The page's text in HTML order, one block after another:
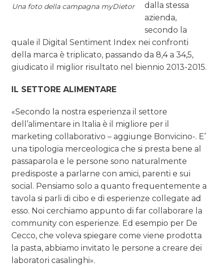
Una foto della campagna myDietor
dalla stessa
azienda,
secondo la
quale il Digital Sentiment Index nei confronti
della marca è triplicato, passando da 8,4 a 34,5,
giudicato il miglior risultato nel biennio 2013-2015.
IL SETTORE ALIMENTARE
«Secondo la nostra esperienza il settore
dell’alimentare in Italia è il migliore per il
marketing collaborativo – aggiunge Bonvicino-. E’
una tipologia merceologica che si presta bene al
passaparola e le persone sono naturalmente
predisposte a parlarne con amici, parenti e sui
social. Pensiamo solo a quanto frequentemente a
tavola si parli di cibo e di esperienze collegate ad
esso. Noi cerchiamo appunto di far collaborare la
community con esperienze. Ed esempio per De
Cecco, che voleva spiegare come viene prodotta
la pasta, abbiamo invitato le persone a creare dei
laboratori casalinghi».